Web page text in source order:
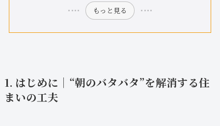
もっと見る
1. はじめに｜“朝のバタバタ”を解消する住
まいの工夫